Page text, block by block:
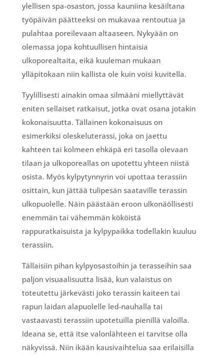
ylellisen spa-osaston, jossa kauniina kesäiltana
työpäivän päätteeksi on mukavaa rentoutua ja
pulahtaa poreilevaan altaaseen. Nykyään on
olemassa jopa kohtuullisen hintaisia
ulkoporealtaita, eikä kuuleman mukaan
ylläpitokaan niin kallista ole kuin voisi kuvitella.
Tyylillisesti ainakin omaa silmääni miellyttävät
eniten sellaiset ratkaisut, jotka ovat osana jotakin
kokonaisuutta. Tällainen kokonaisuus on
esimerkiksi oleskeluterassi, joka on jaettu
kahteen tai kolmeen ehkäpä eri tasolla olevaan
tilaan ja ulkoporeallas on upotettu yhteen niistä
osista. Myös kylpytynnyrin voi upottaa terassiin
osittain, kun jättää tulipesän saataville terassin
ulkopuolelle. Näin päästään eroon ulkonäöllisesti
enemmän tai vähemmän kököistä
rappuratkaisuista ja kylpypaikka todellakin kuuluu
terassiin.
Tällaisiin pihan kylpyosastoihin ja terasseihin saa
paljon visuaalisuutta lisää, kun valaistus on
toteutettu järkevästi joko terassin kaiteen tai
rapun laidan alapuolelle led-nauhalla tai
vastaavasti terassiin upotetuilla pienillä valoilla.
Ideana se, että itse valonlähteen ei tarvitse olla
näkyvissä. Niin ikään kausivaihtelua saa erilaisilla